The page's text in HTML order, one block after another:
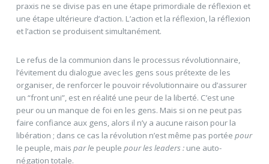
praxis ne se divise pas en une étape primordiale de réflexion et
une étape ultérieure d’action. L’action et la réflexion, la réflexion
et l’action se produisent simultanément.
Le refus de la communion dans le processus révolutionnaire,
l’évitement du dialogue avec les gens sous prétexte de les
organiser, de renforcer le pouvoir révolutionnaire ou d’assurer
un “front uni”, est en réalité une peur de la liberté. C’est une
peur ou un manque de foi en les gens. Mais si on ne peut pas
faire confiance aux gens, alors il n’y a aucune raison pour la
libération ; dans ce cas la révolution n’est même pas portée pour
le peuple, mais par le peuple pour les leaders : une auto-
négation totale.